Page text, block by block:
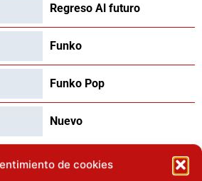
de cookies
Regreso Al futuro
Funko
Funko Pop
Nuevo